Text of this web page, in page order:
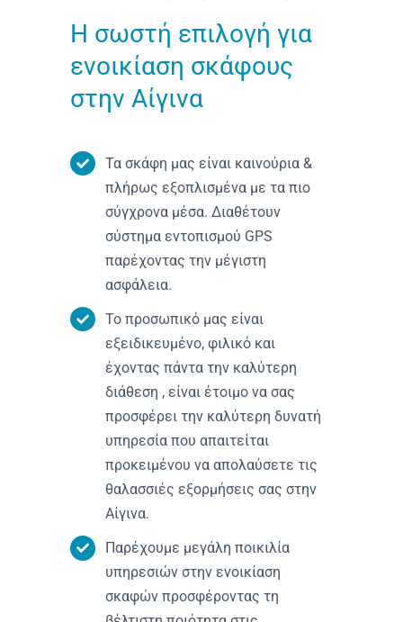
Η σωστή επιλογή για
ενοικίαση σκάφους
στην Αίγινα
Τα σκάφη μας είναι καινούρια &
πλήρως εξοπλισμένα με τα πιο
σύγχρονα μέσα. Διαθέτουν
σύστημα εντοπισμού GPS
παρέχοντας την μέγιστη
ασφάλεια.
Το προσωπικό μας είναι
εξειδικευμένο, φιλικό και
έχοντας πάντα την καλύτερη
διάθεση , είναι έτοιμο να σας
προσφέρει την καλύτερη δυνατή
υπηρεσία που απαιτείται
προκειμένου να απολαύσετε τις
θαλασσιές εξορμήσεις σας στην
Αίγινα.
Παρέχουμε μεγάλη ποικιλία
υπηρεσιών στην ενοικίαση
σκαφών προσφέροντας τη